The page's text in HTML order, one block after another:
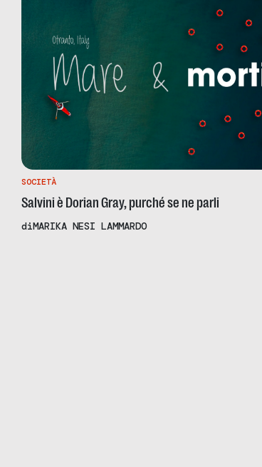
SOCIETÀ
Salvini è Dorian Gray, purché se ne parli
diMARIKA NESI LAMMARDO